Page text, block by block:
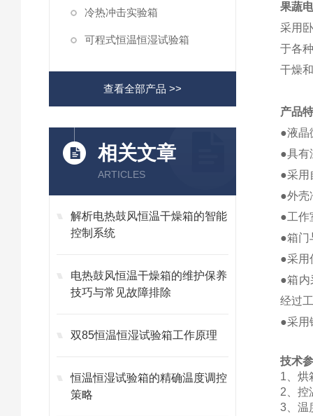
冷热冲击实验箱
可程式恒温恒湿试验箱
查看全部产品 >>
相关文章
ARTICLES
解析电热鼓风恒温干燥箱的智能
控制系统
电热鼓风恒温干燥箱的维护保养
技巧与常见故障排除
​​双85恒温恒湿试验箱工作原理
恒温恒湿试验箱的精确温度调控
策略
果蔬
采用
于各
干燥
产品
●液晶
●具有
●采用
●外壳
●工作
●箱门
●采用
●箱内
经过
●采用
技术
1、烘
2、控
3、温